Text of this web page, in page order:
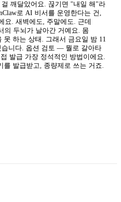
깨달았어요. 끊기면 "내일 해"라
로 AI 비서를 운영한다는 건,
. 새벽에도, 주말에도. 근데
의 두뇌가 날아간 거예요. 몸
못 하는 상태. 그래서 금요일 밤 11
습니다. 옵션 검토 — 뭘로 갈아타
발급 가장 정석적인 방법이에요.
를 발급받고, 종량제로 쓰는 거죠.